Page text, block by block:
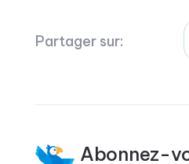
Partager sur:
Abonnez-